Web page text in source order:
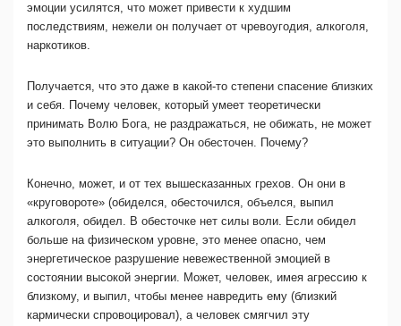
эмоции усилятся, что может привести к худшим
последствиям, нежели он получает от чревоугодия, алкоголя,
наркотиков.
Получается, что это даже в какой-то степени спасение близких
и себя. Почему человек, который умеет теоретически
принимать Волю Бога, не раздражаться, не обижать, не может
это выполнить в ситуации? Он обесточен. Почему?
Конечно, может, и от тех вышесказанных грехов. Он они в
«круговороте» (обиделся, обесточился, объелся, выпил
алкоголя, обидел. В обесточке нет силы воли. Если обидел
больше на физическом уровне, это менее опасно, чем
энергетическое разрушение невежественной эмоцией в
состоянии высокой энергии. Может, человек, имея агрессию к
близкому, и выпил, чтобы менее навредить ему (близкий
кармически спровоцировал), а человек смягчил эту